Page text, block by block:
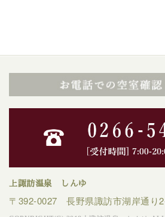
上諏訪温泉 しんゆ
〒392-0027 長野県諏訪市湖岸通り